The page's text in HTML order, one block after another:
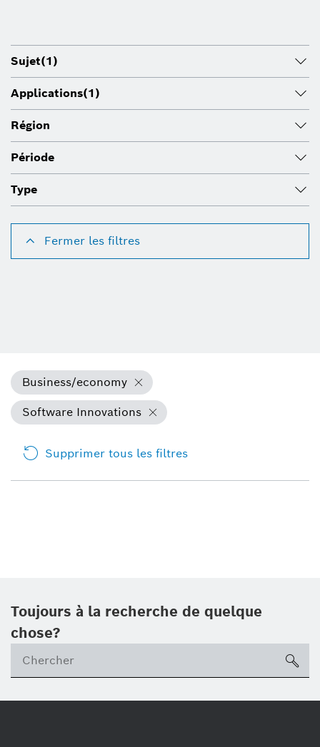
Sujet(1)
Applications(1)
Région
Période
Type
Fermer les filtres
Business/economy
Software Innovations
Supprimer tous les filtres
Toujours à la recherche de quelque
chose?